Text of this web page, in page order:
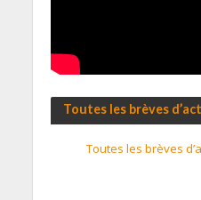
Toutes les brèves
Toutes les brèves